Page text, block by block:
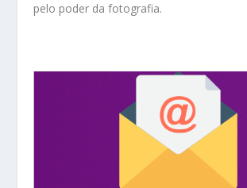
pelo poder da fotografia.